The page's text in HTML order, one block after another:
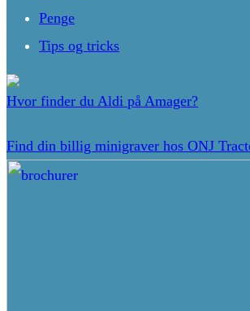
Penge
Tips og tricks
Hvor finder du Aldi på Amager?
Find din billig minigraver hos ONJ